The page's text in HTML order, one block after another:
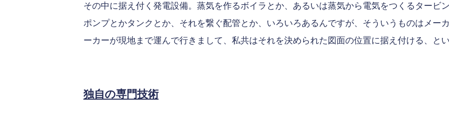
その中に据え付く発電設備。蒸気を作るボイラとか、あるいは蒸気から電気をつくるタービ
ポンプとかタンクとか、それを繋ぐ配管とか、いろいろあるんですが、そういうものはメー
ーカーが現地まで運んで行きまして、私共はそれを決められた図面の位置に据え付ける、と
独自の専門技術